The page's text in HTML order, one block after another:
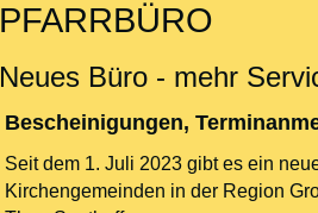
PFARRBÜRO
Neues Büro - mehr
Bescheinigungen,
Seit dem 1. Juli 2023 gibt es ein
Kirchengemeinden in der Region